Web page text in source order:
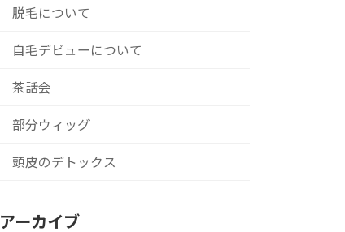
脱毛について
自毛デビューについて
茶話会
部分ウィッグ
頭皮のデトックス
アーカイブ